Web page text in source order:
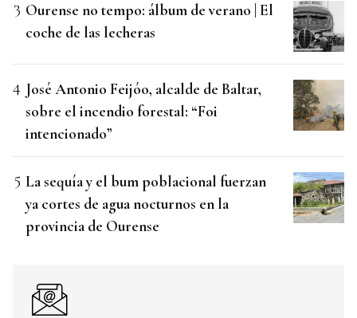
Ourense no tempo: álbum de verano | El
coche de las lecheras
José Antonio Feijóo, alcalde de Baltar,
sobre el incendio forestal: “Foi
intencionado”
La sequía y el bum poblacional fuerzan
ya cortes de agua nocturnos en la
provincia de Ourense